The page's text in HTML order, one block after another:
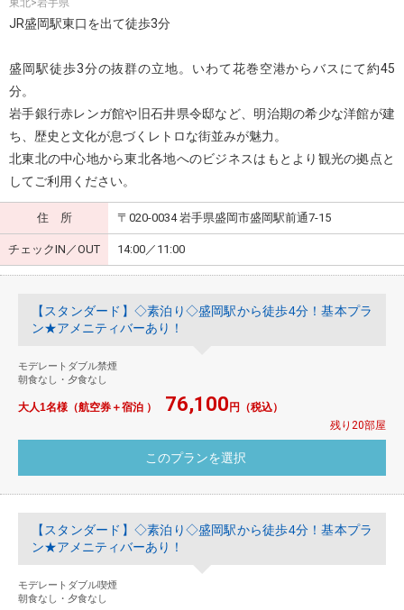
JR盛岡駅東口を出て徒歩3分
盛岡駅徒歩3分の抜群の立地。いわて花巻空港からバスにて約45
分。
岩手銀行赤レンガ館や旧石井県令邸など、明治期の希少な洋館が建
ち、歴史と文化が息づくレトロな街並みが魅力。
北東北の中心地から東北各地へのビジネスはもとより観光の拠点と
してご利用ください。
住 所 〒020-0034 岩手県盛岡市盛岡駅前通7-15
チェックIN／OUT 14:00／11:00
【スタンダード】◇素泊り◇盛岡駅から徒歩4分！基本プラ
ン★アメニティバーあり！
モデレートダブル禁煙
朝食なし・夕食なし
大人1名様（航空券＋宿泊 ） 76,100円（税込）
残り20部屋
【スタンダード】◇素泊り◇盛岡駅から徒歩4分！基本プラ
ン★アメニティバーあり！
モデレートダブル喫煙
朝食なし・夕食なし